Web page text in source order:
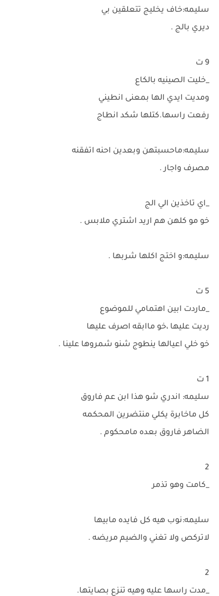
سليمه:خاف يخليج تتعلقين بي
ديري بالج .
9 ت
_خليت الصينيه بالكاع
ومديت ايدي الها بمعنى انطيني
رفعت راسها.كتلها شكد انطاج
سليمه:ماحسبتهن وبعدين احنه اتفقنه
مصرف واجار .
_اي تاخذين الي الج
خو مو كلهن هم اريد اشتري ملابس .
سليمه:و اختج اكلها شربها .
5 ت
_ماردت ابين اهتمامي للموضوع
رديت عليها ،خو ماابقه اصرف عليها
خو خلي اعيالها ينطوج شنو شمروها علينا .
1 ت
سليمه: اندري شو هذا ابن عم فاروق
كل ماخابرة يكلي منتضرين المحكمه
الضاهر فاروق بعده مامحكوم .
2
_كامت وهو تذمر
سليمه:نوب هيه كل فايده مابيها
لاتركص ولا تغني والضيم مريضه .
2
_مدت راسها عليه وهيه تنزع بصايتها.